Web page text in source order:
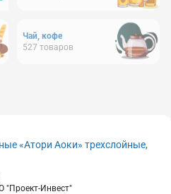
Чай, кофе
527 товаров
«Атори Аоки» трехслойные,
"Проект-Инвест"